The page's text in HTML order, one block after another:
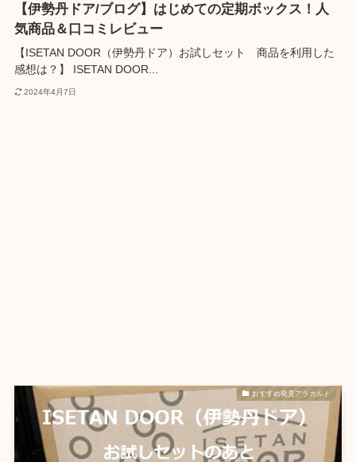
【伊勢丹ドア/ブログ】はじめての定期ボックス！人
気商品＆口コミレビュー
【ISETAN DOOR（伊勢丹ドア）お試しセット 商品を利用した
感想は？】 ISETAN DOOR...
2024年4月7日
おすすめ発見アラカルト